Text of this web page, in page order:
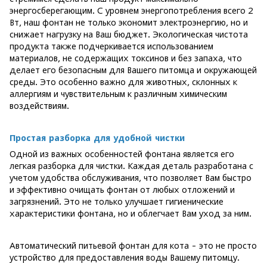
энергосберегающим. С уровнем энергопотребления всего 2
Вт, наш фонтан не только экономит электроэнергию, но и
снижает нагрузку на Ваш бюджет. Экологическая чистота
продукта также подчеркивается использованием
материалов, не содержащих токсинов и без запаха, что
делает его безопасным для Вашего питомца и окружающей
среды. Это особенно важно для животных, склонных к
аллергиям и чувствительным к различным химическим
воздействиям.
Простая разборка для удобной чистки
Одной из важных особенностей фонтана является его
легкая разборка для чистки. Каждая деталь разработана с
учетом удобства обслуживания, что позволяет Вам быстро
и эффективно очищать фонтан от любых отложений и
загрязнений. Это не только улучшает гигиенические
характеристики фонтана, но и облегчает Вам уход за ним.
Автоматический питьевой фонтан для кота - это не просто
устройство для предоставления воды Вашему питомцу.